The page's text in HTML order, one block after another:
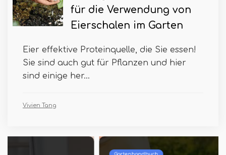
für die Verwendung von
Eierschalen im Garten
Eier effektive Proteinquelle, die Sie essen!
Sie sind auch gut für Pflanzen und hier
sind einige her...
Vivien Tang